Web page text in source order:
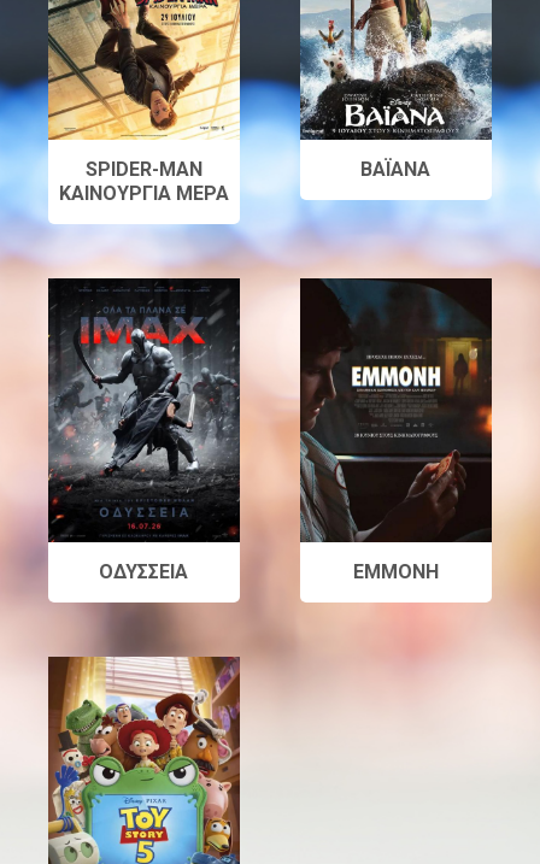
SPIDER-MAN
ΚΑΙΝΟΥΡΓΙΑ ΜΕΡΑ
ΒΑΪΑΝΑ
ΟΔΥΣΣΕΙΑ ΕΜΜΟΝΗ